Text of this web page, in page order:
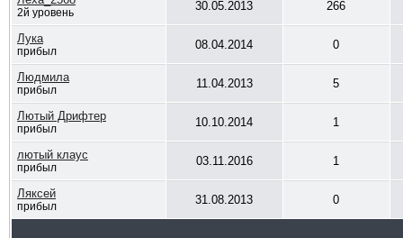
2й уровень 30.05.2013 266
Лука
прибыл 08.04.2014 0
Людмила
прибыл 11.04.2013 5
Лютый Дрифтер
прибыл 10.10.2014 1
лютый клаус
прибыл 03.11.2016 1
Ляксей
прибыл 31.08.2013 0